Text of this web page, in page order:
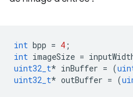
int bpp = 4 ;
int imageSize =
uint32_t* inBuffer = (
uint32_t* outBuffer = (